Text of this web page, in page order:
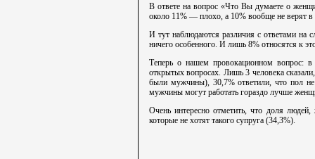
В ответе на вопрос «Что Вы думаете о
около 11% — плохо, а 10% вообще не верят в
И тут наблюдаются различия с ответами на
ничего особенного. И лишь 8% относятся к
Теперь о нашем провокационном вопрос: в
открытых вопросах. Лишь 3 человека
были мужчины), 30,7% ответили, что пол
мужчины могут работать гораздо лучше
Очень интересно отметить, что доля
которые не хотят такого супруга (34,3%).